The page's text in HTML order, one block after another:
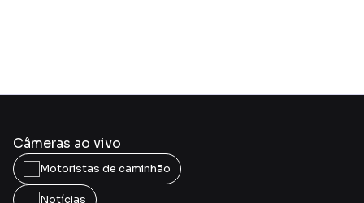
Câmeras ao vivo
Motoristas de caminhão
Notícias